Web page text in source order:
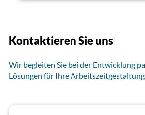
Kontaktieren Sie uns
Wir begleiten Sie bei der Entwicklung
Lösungen für Ihre Arbeitszeitgestaltung.